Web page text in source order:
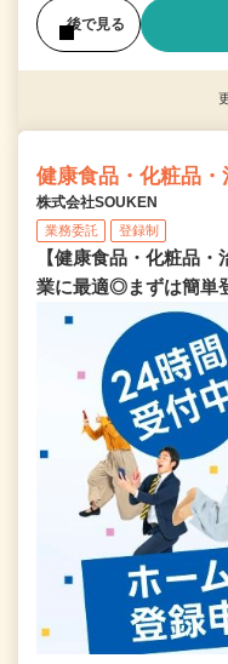
後で見る
健康食品・化粧品
株式会社SOUKEN
業務委託 登録制
【健康食品・化粧品
業に最適◎まずは簡単